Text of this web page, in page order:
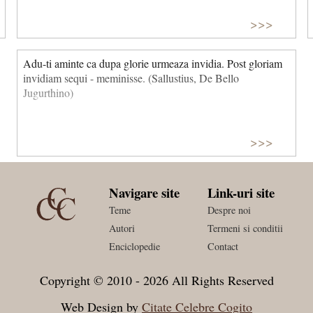
>>>
Adu-ti aminte ca dupa glorie urmeaza invidia. Post gloriam
invidiam sequi - meminisse. (Sallustius, De Bello
Jugurthino)
>>>
Navigare site
Teme
Autori
Enciclopedie
Link-uri site
Despre noi
Termeni si conditii
Contact
Copyright © 2010 - 2026 All Rights Reserved
Web Design by Citate Celebre Cogito